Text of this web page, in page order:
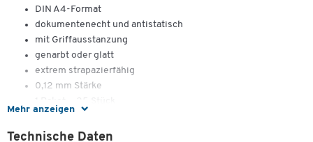
Mehr anzeigen
DIN A4-Format
dokumentenecht und antistatisch
mit Griffausstanzung
genarbt oder glatt
extrem strapazierfähig
0,12 mm Stärke
Technische Daten